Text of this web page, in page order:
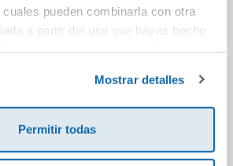
pueden combinarla con otra
a partir del uso que hayas hecho
Mostrar detalles
Permitir todas
AMOR
16,00€